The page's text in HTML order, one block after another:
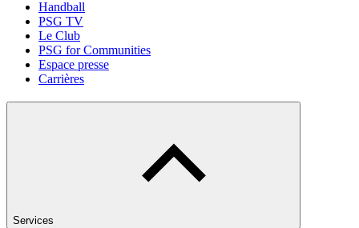
Handball
PSG TV
Le Club
PSG for Communities
Espace presse
Carrières
Services